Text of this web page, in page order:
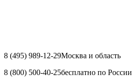
8 (495) 989-12-29Москва и область
8 (800) 500-40-25бесплатно по России